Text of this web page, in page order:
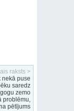
raksts >
nekā puse
saredz
zemo
problēmu,
pētījums